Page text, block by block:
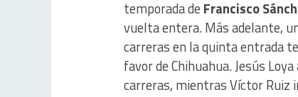
temporada de Francisco
vuelta entera. Más adelante,
carreras en la quinta entrada
favor de Chihuahua. Jesús
carreras, mientras Víctor